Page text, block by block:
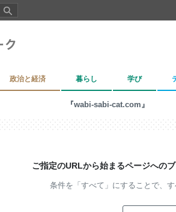
政治と経済 暮らし 学び
『wabi-sabi-cat.com』
ご指定のURLから始まるページへの
条件を「すべて」にすることで、